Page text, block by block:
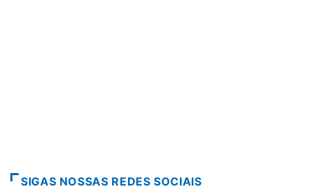
SIGAS NOSSAS REDES SOCIAIS